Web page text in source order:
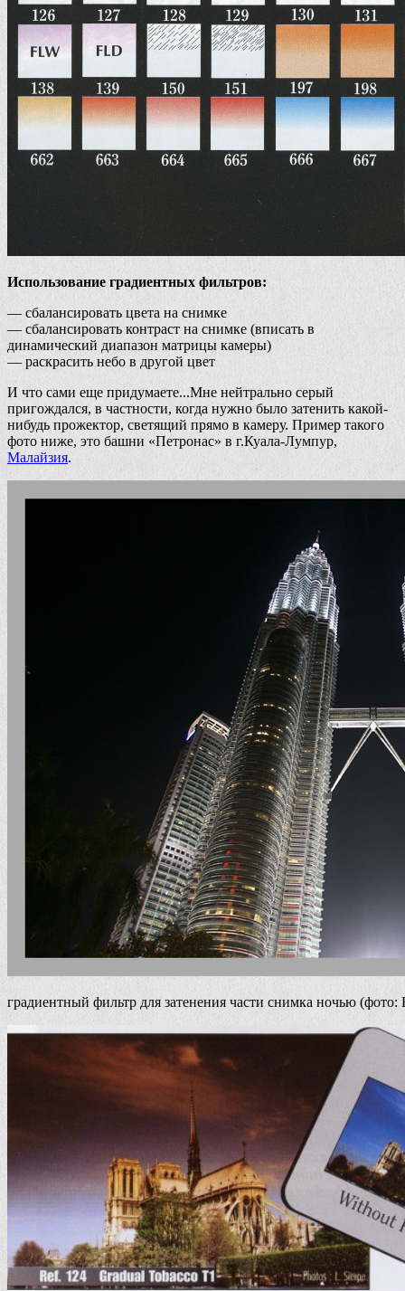
Использование градиентных фильтров:
— сбалансировать цвета на снимке
— сбалансировать контраст на снимке (вписать в
динамический диапазон матрицы камеры)
— раскрасить небо в другой цвет
И что сами еще придумаете...Мне нейтрально серый
пригождался, в частности, когда нужно было затенить какой-
нибудь прожектор, светящий прямо в камеру. Пример такого
фото ниже, это башни «Петронас» в г.Куала-Лумпур,
Малайзия.
градиентный фильтр для затенения части снимка ночью